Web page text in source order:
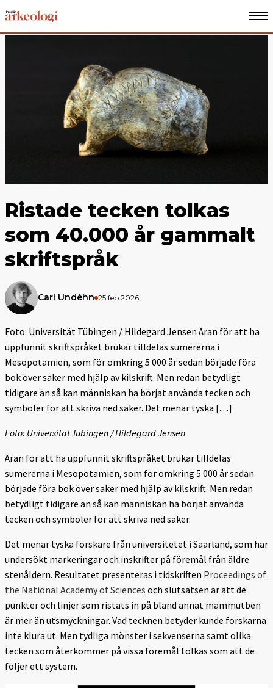
Ristade tecken tolkas
som 40.000 år gammalt
skriftspråk
Carl Undéhn 25 feb 2026
Foto: Universität Tübingen / Hildegard Jensen Äran för att ha
uppfunnit skriftspråket brukar tilldelas sumererna i
Mesopotamien, som för omkring 5 000 år sedan började föra
bok över saker med hjälp av kilskrift. Men redan betydligt
tidigare än så kan människan ha börjat använda tecken och
symboler för att skriva ned saker. Det menar tyska […]
Foto: Universität Tübingen / Hildegard Jensen
Äran för att ha uppfunnit skriftspråket brukar tilldelas
sumererna i Mesopotamien, som för omkring 5 000 år sedan
började föra bok över saker med hjälp av kilskrift. Men redan
betydligt tidigare än så kan människan ha börjat använda
tecken och symboler för att skriva ned saker.
Det menar tyska forskare från universitetet i Saarland, som har
undersökt markeringar och inskrifter på föremål från äldre
stenåldern. Resultatet presenteras i tidskriften Proceedings of
the National Academy of Sciences och slutsatsen är att de
punkter och linjer som ristats in på bland annat mammutben
är mer än utsmyckningar. Vad tecknen betyder kunde forskarna
inte klura ut. Men tydliga mönster i sekvenserna samt olika
tecken som återkommer på vissa föremål tolkas som att de
följer ett system.